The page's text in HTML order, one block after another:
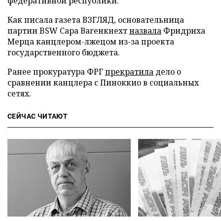
Как писала газета ВЗГЛЯД, основательница
партии BSW Сара Вагенкнехтназвала Фридриха
Мерца канцлером-лжецом из-за проекта
государственного бюджета.
Ранее прокуратура ФРГпрекратила дело о
сравнении канцлера с Пиноккио в социальных
сетях.
СЕЙЧАС ЧИТАЮТ